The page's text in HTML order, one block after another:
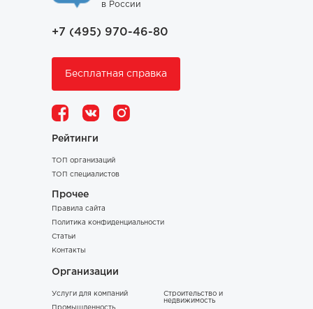
в России
+7 (495) 970-46-80
Бесплатная справка
Рейтинги
ТОП организаций
ТОП специалистов
Прочее
Правила сайта
Политика конфиденциальности
Статьи
Контакты
Организации
Услуги для компаний
Строительство и
недвижимость